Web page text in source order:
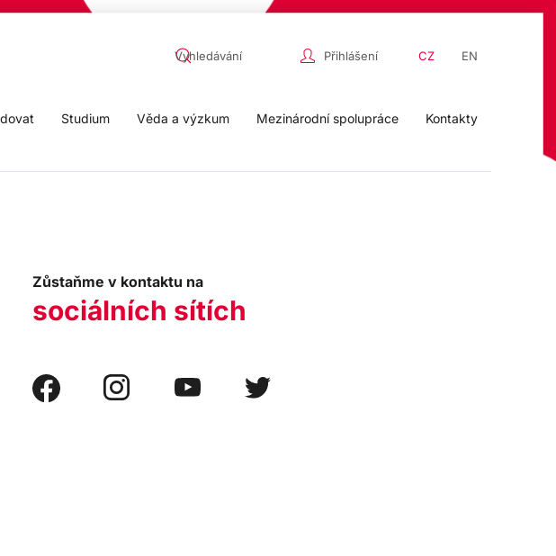
Přihlášení CZ EN
Studium Věda a výzkum Mezinárodní spolupráce Kontakty
Zůstaňme v kontaktu na
sociálních sítích